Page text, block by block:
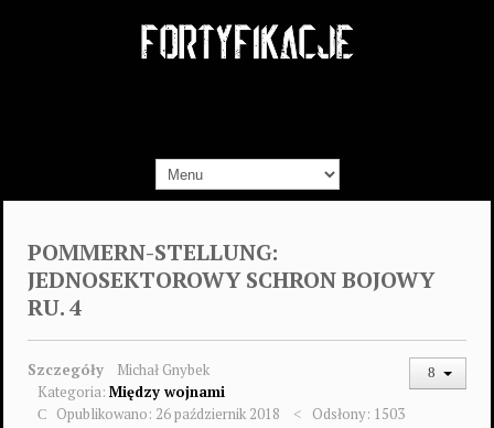
POMMERN-STELLUNG:
JEDNOSEKTOROWY SCHRON BOJOWY
RU. 4
Szczegóły
Michał Gnybek
Kategoria: Między wojnami
Opublikowano: 26 październik 2018
Odsłony: 1503